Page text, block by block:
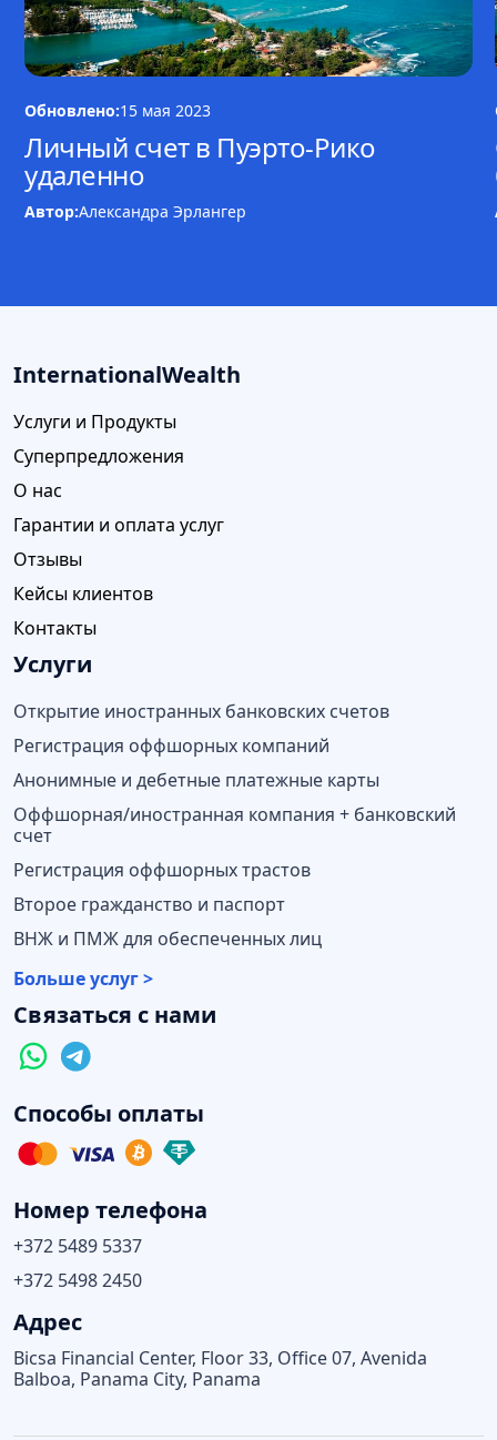
Обновлено:15 мая 2023
Личный счет в Пуэрто-Рико
удаленно
Автор:Александра Эрлангер
InternationalWealth
Услуги и Продукты
Суперпредложения
О нас
Гарантии и оплата услуг
Отзывы
Кейсы клиентов
Контакты
Услуги
Открытие иностранных банковских счетов
Регистрация оффшорных компаний
Анонимные и дебетные платежные карты
Оффшорная/иностранная компания + банковский
счет
Регистрация оффшорных трастов
Второе гражданство и паспорт
ВНЖ и ПМЖ для обеспеченных лиц
Больше услуг >
Связаться с нами
Способы оплаты
Номер телефона
+372 5489 5337
+372 5498 2450
Адрес
Bicsa Financial Center, Floor 33, Office 07, Avenida
Balboa, Panama City, Panama